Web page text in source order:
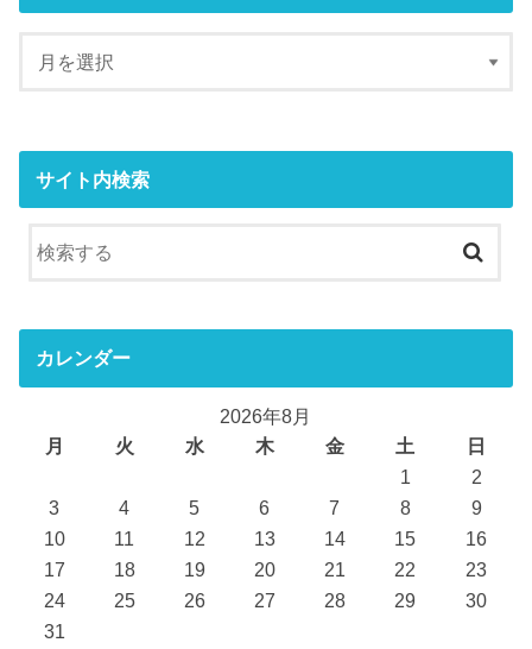
サイト内検索
カレンダー
2026年8月
月
火 水 木 金 土
日
1
2
3
4 5 6 7 8
9
10
11 12 13 14 15
16
17
18 19 20 21 22
23
24
25 26 27 28 29
30
31